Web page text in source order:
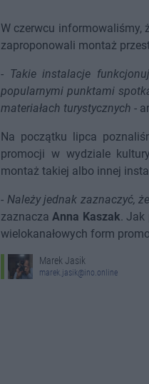
W czerwcu informowaliśmy,
zaproponowali montaż
- Takie instalacje
popularnymi punktami
materiałach turystycznych -
Na początku lipca
promocji w wydziale
montaż takiej albo innej
- Należy jednak zaznaczyć,
zaznaczaAnna Kaszak. Jak
wielokanałowych form
Marek Jasik
marek.jasik@ino.online